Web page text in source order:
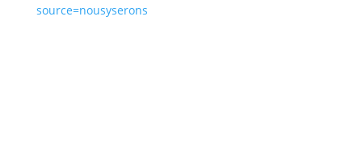
source=nousyserons